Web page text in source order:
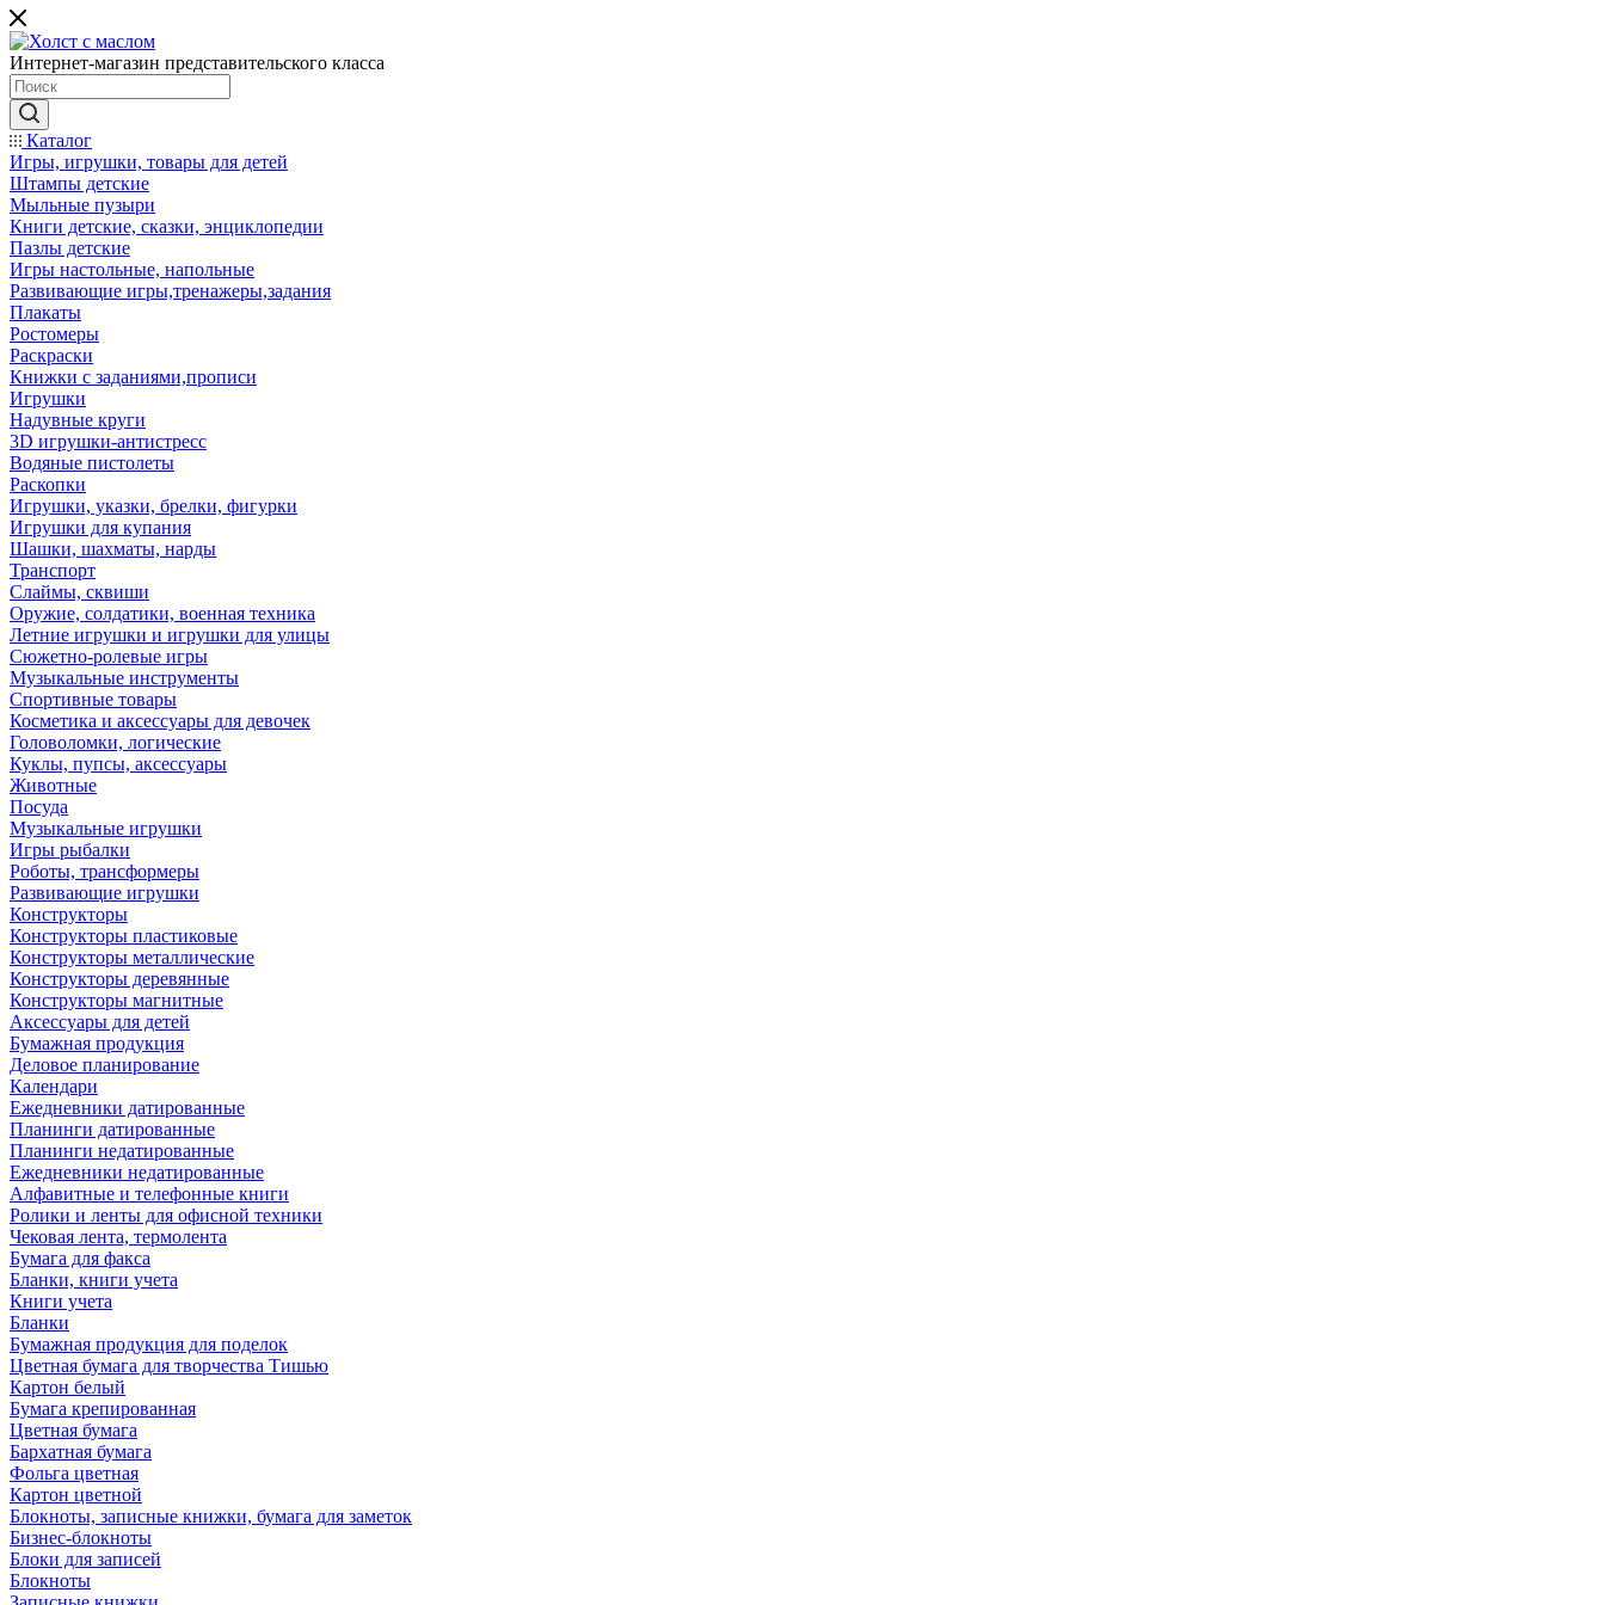
Интернет-магазин представительского класса
Каталог
Игры, игрушки, товары для детей
Штампы детские
Мыльные пузыри
Книги детские, сказки, энциклопедии
Пазлы детские
Игры настольные, напольные
Развивающие игры,тренажеры,задания
Плакаты
Ростомеры
Раскраски
Книжки с заданиями,прописи
Игрушки
Надувные круги
3D игрушки-антистресс
Водяные пистолеты
Раскопки
Игрушки, указки, брелки, фигурки
Игрушки для купания
Шашки, шахматы, нарды
Транспорт
Слаймы, сквиши
Оружие, солдатики, военная техника
Летние игрушки и игрушки для улицы
Сюжетно-ролевые игры
Музыкальные инструменты
Спортивные товары
Косметика и аксессуары для девочек
Головоломки, логические
Куклы, пупсы, аксессуары
Животные
Посуда
Музыкальные игрушки
Игры рыбалки
Роботы, трансформеры
Развивающие игрушки
Конструкторы
Конструкторы пластиковые
Конструкторы металлические
Конструкторы деревянные
Конструкторы магнитные
Аксессуары для детей
Бумажная продукция
Деловое планирование
Календари
Ежедневники датированные
Планинги датированные
Планинги недатированные
Ежедневники недатированные
Алфавитные и телефонные книги
Ролики и ленты для офисной техники
Чековая лента, термолента
Бумага для факса
Бланки, книги учета
Книги учета
Бланки
Бумажная продукция для поделок
Цветная бумага для творчества Тишью
Картон белый
Бумага крепированная
Цветная бумага
Бархатная бумага
Фольга цветная
Картон цветной
Блокноты, записные книжки, бумага для заметок
Бизнес-блокноты
Блоки для записей
Блокноты